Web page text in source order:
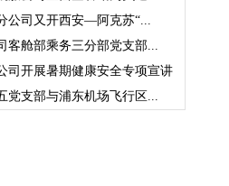
公司又开西安—阿克苏“...
客舱部乘务三分部党支部...
司开展暑期健康安全专项宣讲
党支部与浦东机场飞行区...